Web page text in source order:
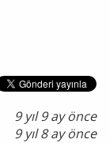
9 yıl 9 ay önce
9 yıl 8 ay önce